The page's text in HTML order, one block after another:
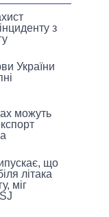
з
України
можуть
що
літака
міг